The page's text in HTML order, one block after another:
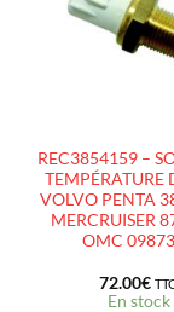
REC3854159 –
TEMPÉRATURE
VOLVO PENTA
MERCRUISER
OMC
72.00€
En stock